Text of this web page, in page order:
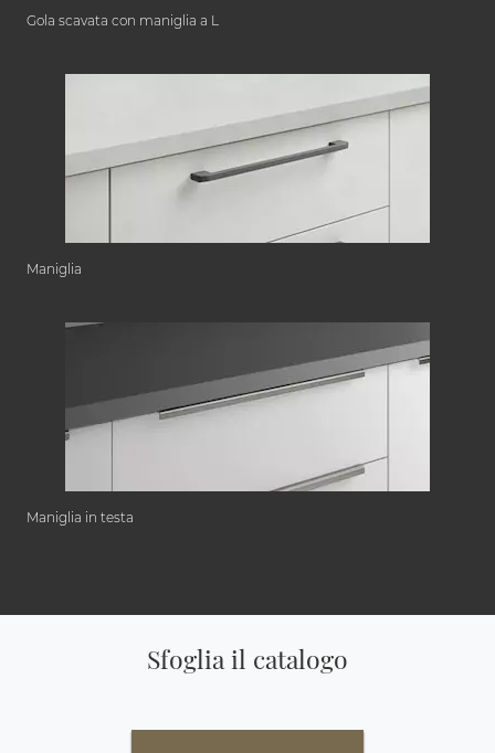
Gola scavata con maniglia a L
Maniglia
Maniglia in testa
Sfoglia il catalogo